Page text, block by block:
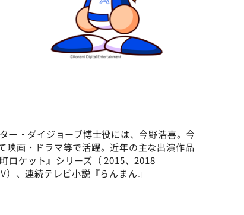
ー・ダイジョーブ博士役には、今野浩喜。今
映画・ドラマ等で活躍。近年の主な出演作品
ロケット』シリーズ（ 2015、2018
、連続テレビ小説『らんまん』